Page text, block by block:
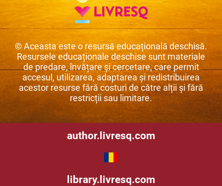
© Aceasta este o resursă educațională deschisă.
Resursele educaționale deschise sunt materiale
de predare, învățare și cercetare, care permit
accesul, utilizarea, adaptarea și redistribuirea
acestor resurse fără costuri de către alții și fără
restricții sau limitare.
author.livresq.com
library.livresq.com